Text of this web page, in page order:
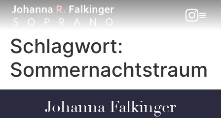
Schlagwort:
Sommernachtstraum
Johanna Falkinger